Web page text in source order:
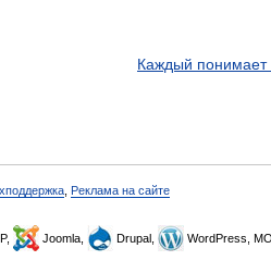
Каждый понимает
Реклама на сайте
Joomla, Drupal, WordPress,